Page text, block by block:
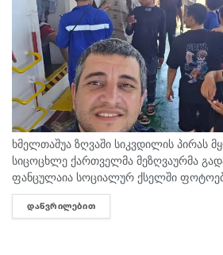
ხმელთაშუა ზღვაში სიკვდილის პირას
სიცოცხლე ქართველმა მეზღვაურმა
ფანცულაია სოციალურ ქსელში
რომ მიგრანტები შუა ზღვაში გაჩერებულ
დღე უწყლოდ...
ᲓᲐᲬᲕᲠᲘᲚᲔᲑᲘᲗ